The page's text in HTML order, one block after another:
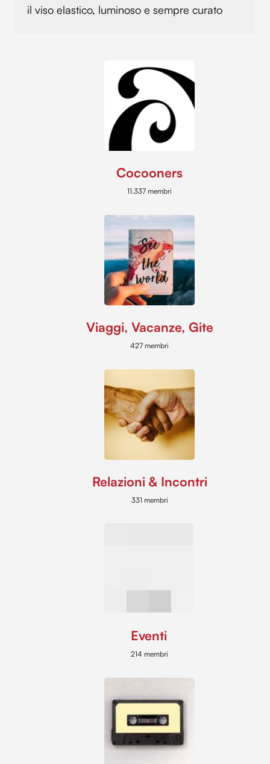
il viso elastico, luminoso e sempre curato
Cocooners
11.337 membri
Viaggi, Vacanze, Gite
427 membri
Relazioni & Incontri
331 membri
Eventi
214 membri